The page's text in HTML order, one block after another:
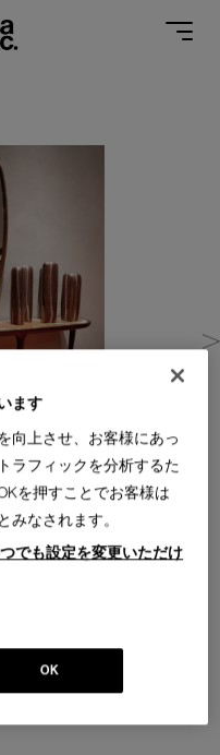
お問合せ
せた、エレガントで軽やかな
意味するその名の通りデザイ
タルジーとモダンが融合し
ーニの技術が製品化を可能に
ます
向上させ、お客様にあっ
ラフィックを分析するた
を押すことでお客様は
みなされます。
でも設定を変更いただけ
OK